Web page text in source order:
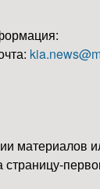
материалов
страницу-